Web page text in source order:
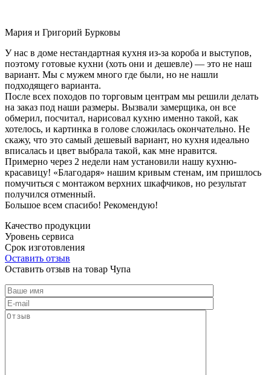
Мария и Григорий Бурковы
У нас в доме нестандартная кухня из-за короба и выступов,
поэтому готовые кухни (хоть они и дешевле) — это не наш
вариант. Мы с мужем много где были, но не нашли
подходящего варианта.
После всех походов по торговым центрам мы решили делать
на заказ под наши размеры. Вызвали замерщика, он все
обмерил, посчитал, нарисовал кухню именно такой, как
хотелось, и картинка в голове сложилась окончательно. Не
скажу, что это самый дешевый вариант, но кухня идеально
вписалась и цвет выбрала такой, как мне нравится.
Примерно через 2 недели нам установили нашу кухню-
красавицу! «Благодаря» нашим кривым стенам, им пришлось
помучиться с монтажом верхних шкафчиков, но результат
получился отменный.
Большое всем спасибо! Рекомендую!
Качество продукции
Уровень сервиса
Срок изготовления
Оставить отзыв
Оставить отзыв на товар Чупа